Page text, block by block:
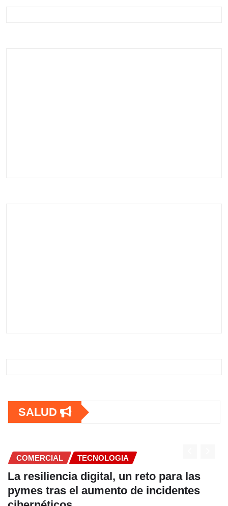
SALUD
COMERCIAL
Fundación Ficohsa fortalece la
alimentación escolar y promueve